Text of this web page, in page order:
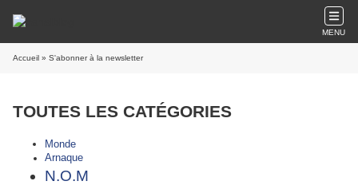
MENU
Accueil » S'abonner à la newsletter
TOUTES LES CATÉGORIES
Monde
Arnaque
N.O.M